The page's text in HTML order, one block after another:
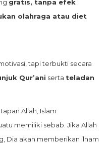
gratis, tanpa efek
olahraga atau diet
tapi terbukti secara
Qur’ani serta teladan
Allah, Islam
memiliki sebab. Jika Allah
Dia akan memberikan ilham